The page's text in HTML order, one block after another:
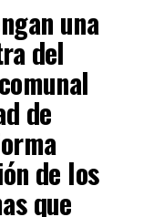
una
del
de
de los
que